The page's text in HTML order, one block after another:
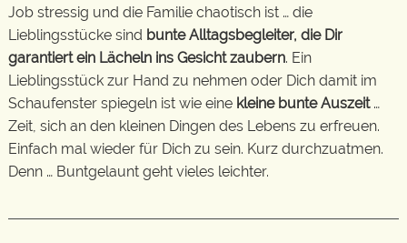
Job stressig und die Familie chaotisch ist … die
Lieblingsstücke sind bunte Alltagsbegleiter, die Dir
garantiert ein Lächeln ins Gesicht zaubern. Ein
Lieblingsstück zur Hand zu nehmen oder Dich damit im
Schaufenster spiegeln ist wie eine kleine bunte Auszeit…
Zeit, sich an den kleinen Dingen des Lebens zu erfreuen.
Einfach mal wieder für Dich zu sein. Kurz durchzuatmen.
Denn … Buntgelaunt geht vieles leichter.